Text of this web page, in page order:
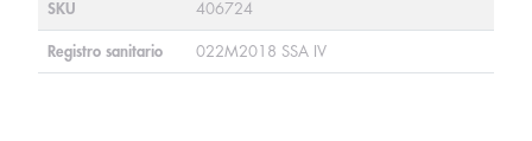
SKU 406724
Registro sanitario 022M2018 SSA IV